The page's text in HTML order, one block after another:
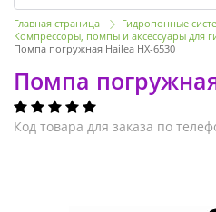
Главная страница
Гидропонные
Компрессоры, помпы и аксессуары для
Помпа погружная Hailea HX-6530
Помпа
Код товара для заказа по